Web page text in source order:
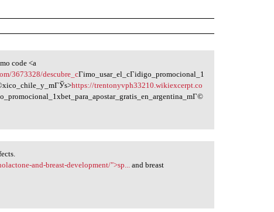
code <a
3673328/descubre_cГіmo_usar_el_cГіdigo_promocional_1
https://trentonyvph33210.wikiexcerpt.co
and-breast-development/">sp...
and breast